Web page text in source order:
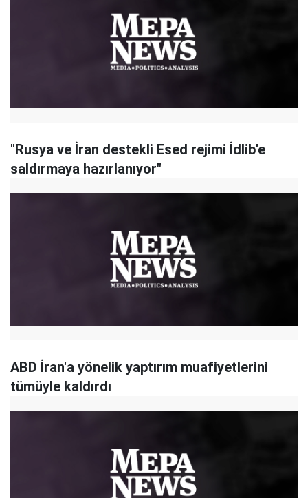
"Rusya ve İran destekli Esed rejimi İdlib'e
saldırmaya hazırlanıyor"
ABD İran'a yönelik yaptırım muafiyetlerini
tümüyle kaldırdı